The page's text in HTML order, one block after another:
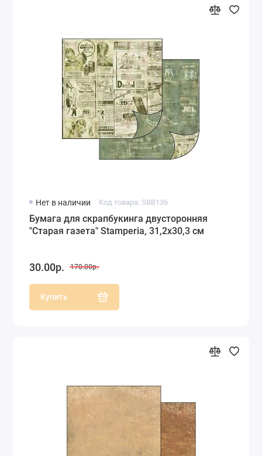
Нет в наличии Код товара: SBB136
Бумага для скрапбукинга двусторонняя
"Старая газета" Stamperia, 31,2х30,3 см
30.00р. 170.00р.
Купить